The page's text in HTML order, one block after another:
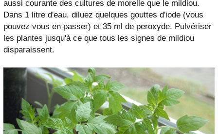
aussi courante des cultures de morelle que le mildiou.
Dans 1 litre d'eau, diluez quelques gouttes d'iode (vous
pouvez vous en passer) et 35 ml de peroxyde. Pulvériser
les plantes jusqu'à ce que tous les signes de mildiou
disparaissent.